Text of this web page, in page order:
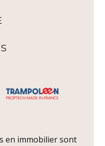
en immobilier sont